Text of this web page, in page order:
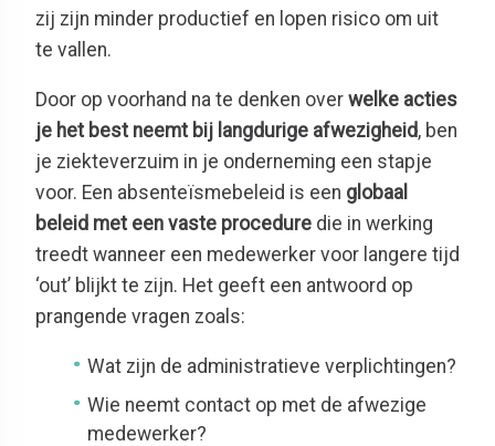
zij zijn minder productief en lopen risico om uit
te vallen.
Door op voorhand na te denken over welke acties
je het best neemt bij langdurige afwezigheid, ben
je ziekteverzuim in je onderneming een stapje
voor. Een absenteïsmebeleid is een globaal
beleid met een vaste procedure die in werking
treedt wanneer een medewerker voor langere tijd
‘out’ blijkt te zijn. Het geeft een antwoord op
prangende vragen zoals:
Wat zijn de administratieve verplichtingen?
Wie neemt contact op met de afwezige
medewerker?